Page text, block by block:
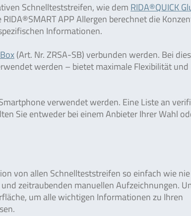
Schnellteststreifen, wie dem RIDA®QUICK
APP Allergen berechnet die
Informationen.
(Art. Nr. ZRSA-SB) verbunden werden. Bei
werden – bietet maximale Flexibilität und
verwendet werden. Eine Liste an
Sie entweder bei einem Anbieter Ihrer Wahl
von allen Schnellteststreifen so einfach wie
zeitraubenden manuellen Aufzeichnungen.
um alle wichtigen Informationen zu Ihren